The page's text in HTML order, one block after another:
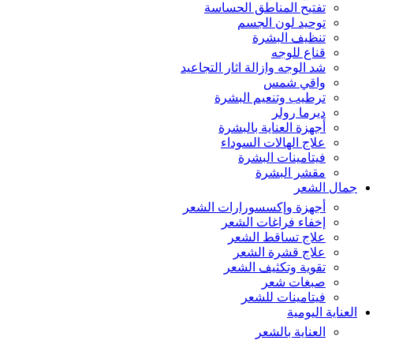
تفتيح المناطق الحساسة
توحيد لون الجسم
تنظيف البشرة
قناع للوجه
شد الوجه وازالة اثار التجاعيد
واقي شمس
ترطيب وتنعيم البشرة
ديرما رولر
أجهزة العناية بالبشرة
علاج الهالات السوداء
فيتامينات البشرة
مقشر البشرة
جمال الشعر
أجهزة وإكسسورارات الشعر
إخفاء فراغات الشعر
علاج تساقط الشعر
علاج قشرة الشعر
تقوية وتكثيف الشعر
صبغات شعر
فيتامينات للشعر
العناية اليومية
العناية بالشعر